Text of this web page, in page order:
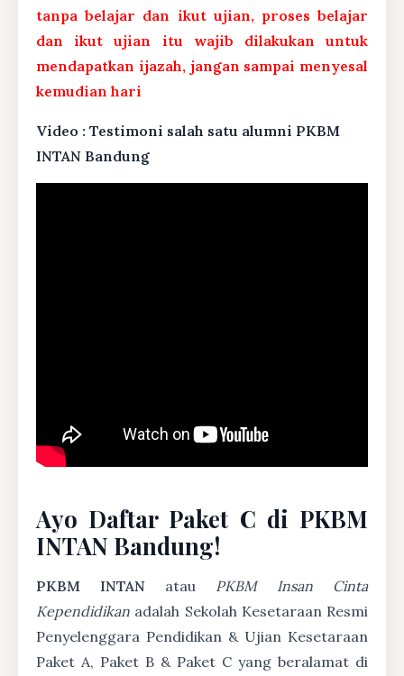
tanpa belajar dan ikut ujian, proses belajar
dan ikut ujian itu wajib dilakukan untuk
mendapatkan ijazah, jangan sampai menyesal
kemudian hari
Video : Testimoni salah satu alumni PKBM
INTAN Bandung
Ayo Daftar Paket C di PKBM
INTAN Bandung!
PKBM INTAN atau PKBM Insan Cinta
Kependidikan adalah Sekolah Kesetaraan Resmi
Penyelenggara Pendidikan & Ujian Kesetaraan
Paket A, Paket B & Paket C yang beralamat di